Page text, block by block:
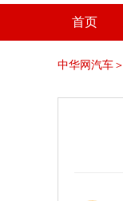
首页
中华网汽车＞